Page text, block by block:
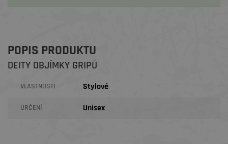
POPIS PRODUKTU
DEITY OBJÍMKY GRIPŮ
VLASTNOSTI Stylové
URČENÍ Unisex